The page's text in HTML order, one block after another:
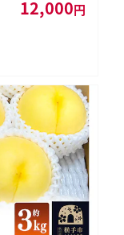
12,000円